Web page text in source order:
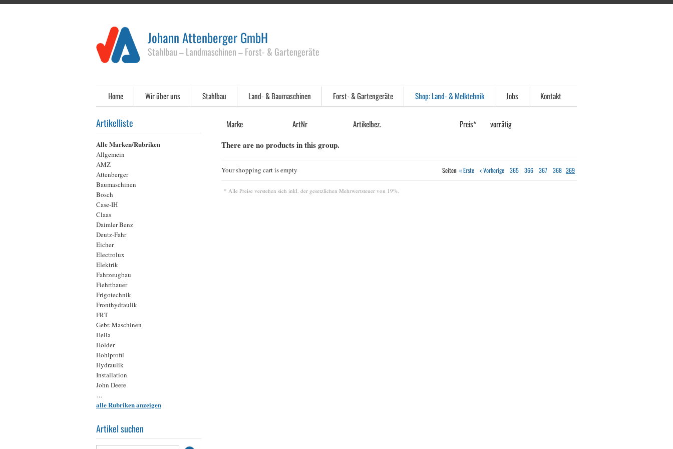
Johann Attenberger GmbH
Stahlbau – Landmaschinen – Forst- & Gartengeräte
Home Wir über uns Stahlbau Land- & Baumaschinen Forst- & Gartengeräte Shop: Land- & Melktehnik Jobs Kontakt
Artikelliste
Alle Marken/Rubriken
Allgemein
AMZ
Attenberger
Baumaschinen
Bosch
Case-IH
Claas
Daimler Benz
Deutz-Fahr
Eicher
Electrolux
Elektrik
Fahrzeugbau
Fiehrtbauer
Frigotechnik
Fronthydraulik
FRT
Gebr. Maschinen
Hella
Holder
Hohlprofil
Hydraulik
Installation
John Deere
K H D
Kärcher
Krone
Landmaschinen
Landsberg
…
alle Rubriken anzeigen
Artikel suchen
Marke ArtNr Artikelbez. Preis*
vorrätig
There are no products in this group.
Seiten: « Erste < Vorherige 365 366 367 368 369
Your shopping cart is empty
* Alle Preise verstehen sich inkl. der gesetzlichen Mehrwertsteuer von 19%.